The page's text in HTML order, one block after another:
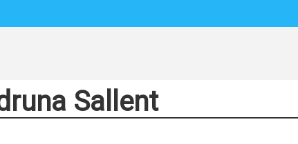
Sallent